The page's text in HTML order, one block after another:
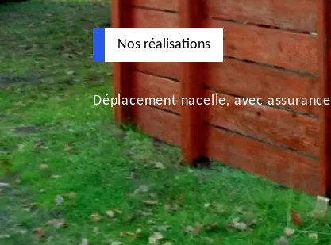
Nos réalisations
Déplacement nacelle, avec assurance